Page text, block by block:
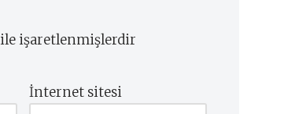
ile işaretlenmişlerdir
İnternet sitesi